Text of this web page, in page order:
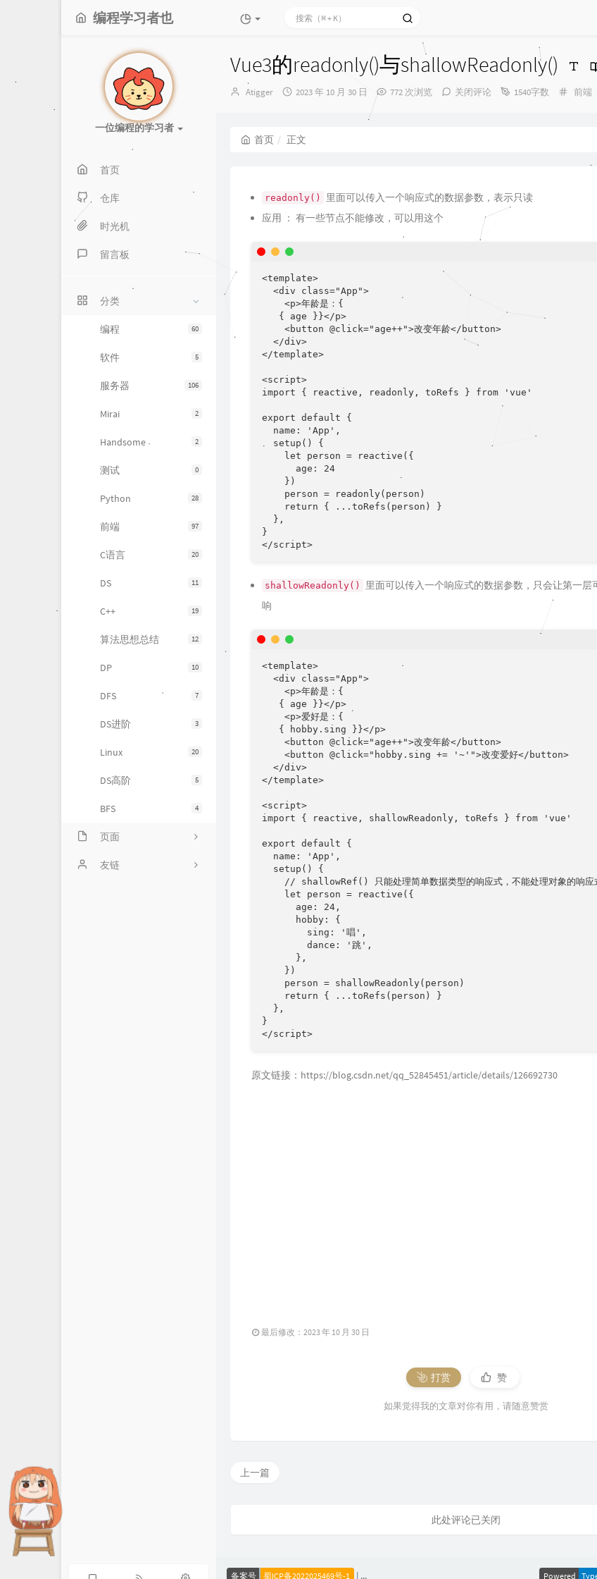
编程学习者也
一位编程的学习者
首页
仓库
时光机
留言板
分类
60
编程
5
软件
106
服务器
2
Mirai
2
Handsome
0
测试
28
Python
97
前端
20
C语言
11
DS
19
C++
12
算法思想总结
10
DP
7
DFS
3
DS进阶
20
Linux
5
DS高阶
4
BFS
页面
时光机
友链
Vue3的readonly()与shallowReadonly()
博
Atigger
发
2023 年 10 月 30 日 772 次浏览 关闭评论 1540字数
分
前端
首页 正文
readonly()
里面可以传入一个响应式的数据参数，表示只读
应用 ： 有一些节点不能修改，可以用这个
<template>
<div class="App">
<p>年龄是：{
{ age }}</p>
<button @click="age++">改变年龄</button>
</div>
</template>
<script>
import { reactive, readonly, toRefs } from 'vue'
export default {
name: 'App',
setup() {
let person = reactive({
age: 24
})
person = readonly(person)
return { ...toRefs(person) }
  },
}
</script>
shallowReadonly()
里面可以传入一个响应式的数据参数，只会让第一层
响
<template>
<div class="App">
<p>年龄是：{
{ age }}</p>
<p>爱好是：{
{ hobby.sing }}</p>
<button @click="age++">改变年龄</button>
<button @click="hobby.sing += '~'">改变爱好</button>
</div>
</template>
<script>
import { reactive, shallowReadonly, toRefs } from 'vue'
export default {
name: 'App',
setup() {
// shallowRef() 只能处理简单数据类型的响应式，不能处理对象的响应
let person = reactive({
age: 24,
hobby: {
sing: '唱',
dance: '跳',
},
})
person = shallowReadonly(person)
return { ...toRefs(person) }
  },
}
</script>
原文链接：https://blog.csdn.net/qq_52845451/article/details/126692730
最后修改：2023 年 10 月 30 日
打赏 赞
如果觉得我的文章对你有用，请随意赞赏
上一篇
此处评论已关闭
Powered
备案号 蜀ICP备2022025469号-1 | 本站已支持